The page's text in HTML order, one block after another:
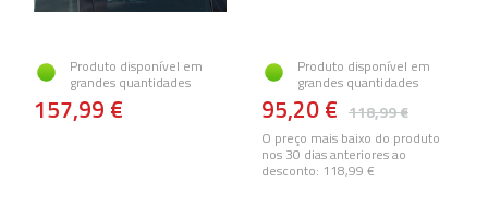
Produto disponível em
grandes quantidades
157,99 €
Produto disponível em
grandes quantidades
118,99 €
95,20 €
O preço mais baixo do produto
nos 30 dias anteriores ao
desconto: 118,99 €